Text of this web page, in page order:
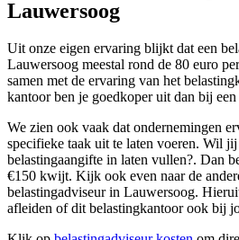
Lauwersoog
Uit onze eigen ervaring blijkt dat een
Lauwersoog meestal rond de 80 euro
samen met de ervaring van het
kantoor ben je goedkoper uit dan bij
We zien ook vaak dat ondernemingen
specifieke taak uit te laten voeren. Wil
belastingaangifte in laten vullen?. Dan
€150 kwijt. Kijk ook even naar de
belastingadviseur in Lauwersoog.
afleiden of dit belastingkantoor ook bij